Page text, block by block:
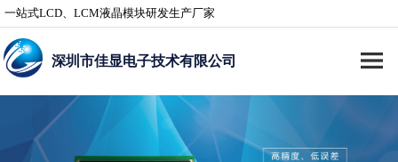
一站式LCD、LCM液晶模块研发生产厂家
深圳市佳显电子技术有限公司